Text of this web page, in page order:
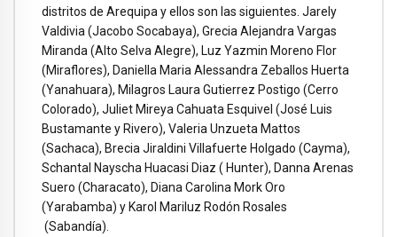
distritos de Arequipa y ellos son las siguientes. Jarely
Valdivia (Jacobo Socabaya), Grecia Alejandra Vargas
Miranda (Alto Selva Alegre), Luz Yazmin Moreno Flor
(Miraflores), Daniella Maria Alessandra Zeballos Huerta
(Yanahuara), Milagros Laura Gutierrez Postigo (Cerro
Colorado), Juliet Mireya Cahuata Esquivel (José Luis
Bustamante y Rivero), Valeria Unzueta Mattos
(Sachaca), Brecia Jiraldini Villafuerte Holgado (Cayma),
Schantal Nayscha Huacasi Diaz ( Hunter), Danna Arenas
Suero (Characato), Diana Carolina Mork Oro
(Yarabamba) y Karol Mariluz Rodón Rosales
(Sabandía).